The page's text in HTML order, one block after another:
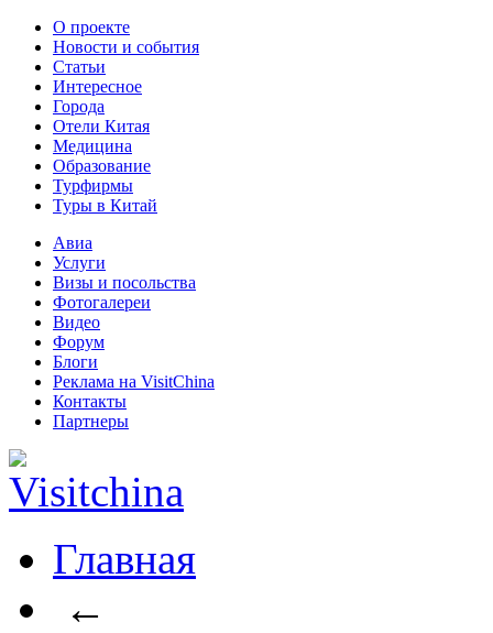
О проекте
Новости и события
Статьи
Интересное
Города
Отели Китая
Медицина
Образование
Турфирмы
Туры в Китай
Авиа
Услуги
Визы и посольства
Фотогалереи
Видео
Форум
Блоги
Реклама на VisitChina
Контакты
Партнеры
Главная
←